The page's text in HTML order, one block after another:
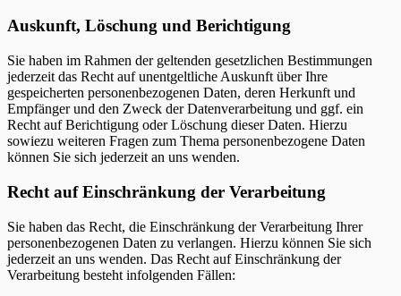
Auskunft, Löschung und Berichtigung
Sie haben im Rahmen der geltenden gesetzlichen Bestimmungen
jederzeit das Recht auf unentgeltliche Auskunft über Ihre
gespeicherten personenbezogenen Daten, deren Herkunft und
Empfänger und den Zweck der Datenverarbeitung und ggf. ein
Recht auf Berichtigung oder Löschung dieser Daten. Hierzu
sowiezu weiteren Fragen zum Thema personenbezogene Daten
können Sie sich jederzeit an uns wenden.
Recht auf Einschränkung der Verarbeitung
Sie haben das Recht, die Einschränkung der Verarbeitung Ihrer
personenbezogenen Daten zu verlangen. Hierzu können Sie sich
jederzeit an uns wenden. Das Recht auf Einschränkung der
Verarbeitung besteht infolgenden Fällen: